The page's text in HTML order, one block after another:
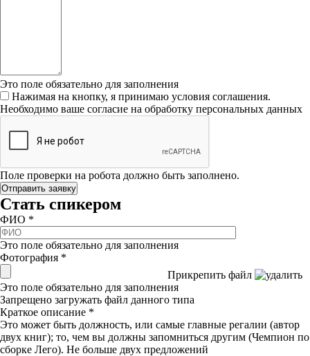
Это поле обязательно для заполнения
Нажимая на кнопку, я принимаю условия соглашения.
Необходимо ваше согласие на обработку персональных данных
Поле проверки на робота должно быть заполнено.
Стать спикером
ФИО *
Это поле обязательно для заполнения
Фотография *
Прикрепить файл
Это поле обязательно для заполнения
Запрещено загружать файл данного типа
Краткое описание *
Это может быть должность, или самые главные регалии (автор
двух книг); то, чем вы должны запомниться другим (Чемпион по
сборке Лего). Не больше двух предложений